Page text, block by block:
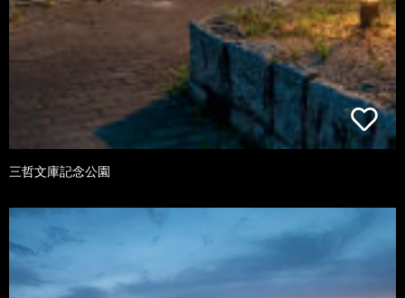
三哲文庫記念公園